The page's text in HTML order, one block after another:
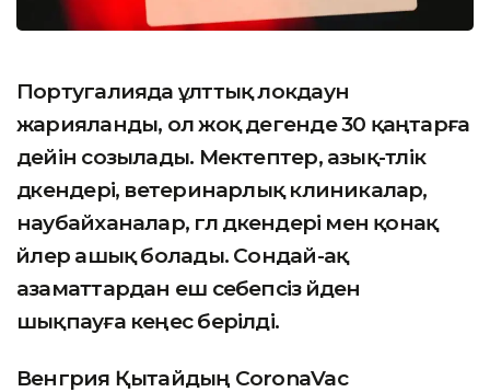
Португалияда ұлттық локдаун
жарияланды, ол жоқ дегенде 30 қаңтарға
дейін созылады. Мектептер, азық-түлік
дүкендері, ветеринарлық клиникалар,
наубайханалар, гүл дүкендері мен қонақ
үйлер ашық болады. Сондай-ақ
азаматтардан еш себепсіз үйден
шықпауға кеңес берілді.
Венгрия Қытайдың CoronaVac